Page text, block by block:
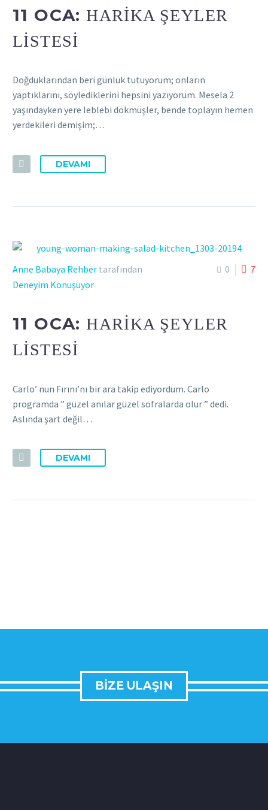
11 OCA:HARIKA ŞEYLER
LISTESI
Doğduklarından beri günlük tutuyorum; onların
yaptıklarını, söylediklerini hepsini yazıyorum. Mesela 2
yaşındayken yere leblebi dökmüşler, bende toplayın hemen
yerdekileri demişim;…
DEVAMI
0 7
Anne Babaya Rehber tarafından
Deneyim Konuşuyor
11 OCA:HARIKA ŞEYLER
LISTESI
Carlo’ nun Fırını’nı bir ara takip ediyordum. Carlo
programda ” güzel anılar güzel sofralarda olur ” dedi.
Aslında şart değil…
DEVAMI
BIZE ULAŞIN